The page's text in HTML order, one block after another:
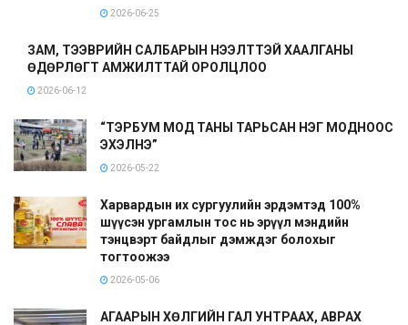
2026-06-25
ЗАМ, ТЭЭВРИЙН САЛБАРЫН НЭЭЛТТЭЙ ХААЛГАНЫ
ӨДӨРЛӨГТ АМЖИЛТТАЙ ОРОЛЦЛОО
2026-06-12
“ТЭРБУМ МОД ТАНЫ ТАРЬСАН НЭГ МОДНООС
ЭХЭЛНЭ”
2026-05-22
Харвардын их сургуулийн эрдэмтэд 100%
шүүсэн ургамлын тос нь эрүүл мэндийн
тэнцвэрт байдлыг дэмждэг болохыг
тогтоожээ
2026-05-06
АГААРЫН ХӨЛГИЙН ГАЛ УНТРААХ, АВРАХ